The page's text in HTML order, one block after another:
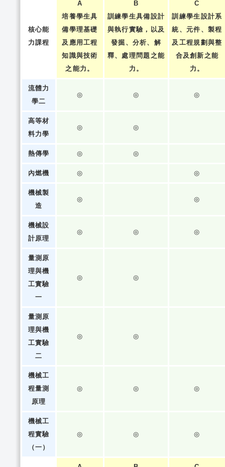
核心能
力課程
A
培養學生具
備學理基礎
及應用工程
知識與技術
之能力。
B
訓練學生具備設計
與執行實驗，以及
發掘、分析、解
釋、處理問題之能
力。
C
訓練學生設計系
統、元件、製程
及工程規劃與整
合及創新之能
力。
流體力
學二
◎ ◎ ◎
高等材
料力學
◎ ◎
熱傳學 ◎ ◎
內燃機 ◎ ◎
機械製
造
◎ ◎
機械設
計原理
◎ ◎ ◎
量測原
理與機
工實驗
一
◎ ◎
量測原
理與機
工實驗
二
◎ ◎
機械工
程量測
原理
◎ ◎ ◎
機械工
程實驗
（一）
◎ ◎ ◎